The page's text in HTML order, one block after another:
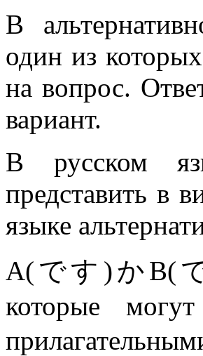
В
один из
на вопрос.
вариант.
В русском
представить в
языке
А(です)かВ(で
которые